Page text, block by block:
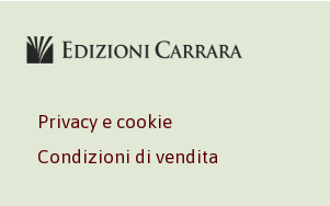
Privacy e cookie
Condizioni di vendita